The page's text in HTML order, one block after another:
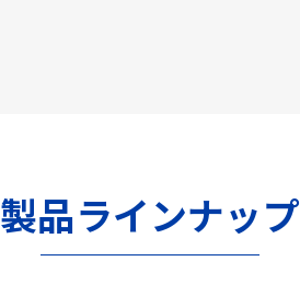
製品ラインナップ